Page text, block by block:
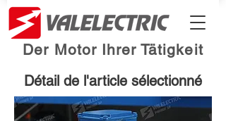
Der Motor Ihrer Tätigkeit
Détail de l'article sélectionné